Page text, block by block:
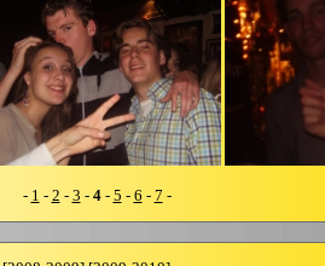
- 1 - 2 - 3 - 4- 5 - 6 - 7 -